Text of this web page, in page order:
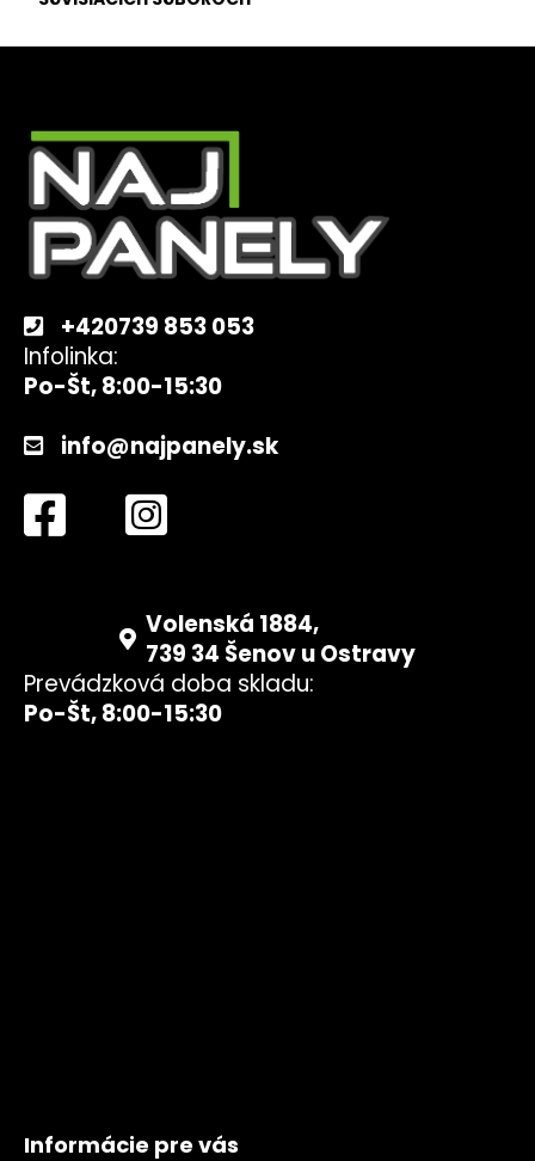
+420739 853 053
Infolinka:
Po-Št, 8:00-15:30
info@najpanely.sk
Volenská 1884,
739 34 Šenov u Ostravy
Prevádzková doba skladu:
Po-Št, 8:00-15:30
Informácie pre vás